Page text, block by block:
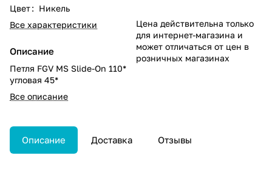
Цвет: Никель
Все характеристики
Описание
Петля FGV MS Slide-On 110*
угловая 45*
Все описание
Цена действительна только
для интернет-магазина и
может отличаться от цен в
розничных магазинах
Описание Доставка Отзывы